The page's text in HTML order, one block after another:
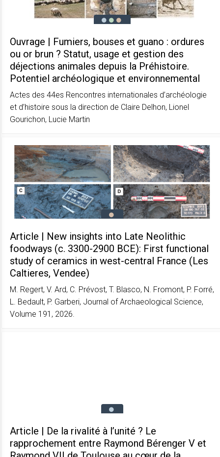
Ouvrage | Fumiers, bouses et guano : ordures
ou or brun ? Statut, usage et gestion des
déjections animales depuis la Préhistoire.
Potentiel archéologique et environnemental
Actes des 44es Rencontres internationales d’archéologie
et d’histoire sous la direction de Claire Delhon, Lionel
Gourichon, Lucie Martin
Article | New insights into Late Neolithic
foodways (c. 3300-2900 BCE): First functional
study of ceramics in west-central France (Les
Caltieres, Vendee)
M. Regert, V. Ard, C. Prévost, T. Blasco, N. Fromont, P. Forré,
L. Bedault, P. Garberi, Journal of Archaeological Science,
Volume 191, 2026.
Article | De la rivalité à l’unité ? Le
rapprochement entre Raymond Bérenger V et